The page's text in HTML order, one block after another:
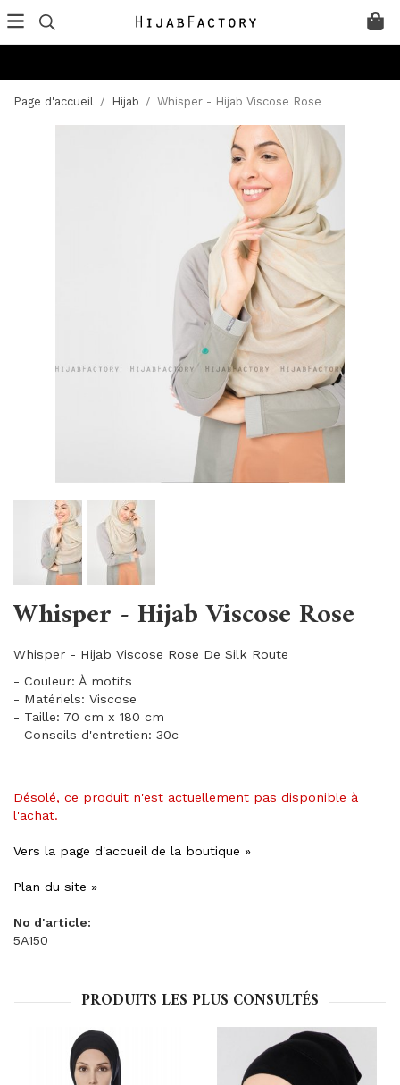
Page d'accueil / Hijab / Whisper - Hijab Viscose Rose
Whisper - Hijab Viscose Rose
Whisper - Hijab Viscose Rose De Silk Route
- Couleur: À motifs
- Matériels: Viscose
- Taille: 70 cm x 180 cm
- Conseils d'entretien: 30c
Désolé, ce produit n'est actuellement pas disponible à
l'achat.
Vers la page d'accueil de la boutique »
Plan du site »
No d'article:
5A150
PRODUITS LES PLUS CONSULTÉS